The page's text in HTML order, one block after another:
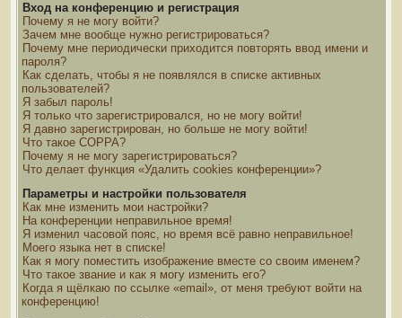
Вход на конференцию и регистрация
Почему я не могу войти?
Зачем мне вообще нужно регистрироваться?
Почему мне периодически приходится повторять ввод имени и
пароля?
Как сделать, чтобы я не появлялся в списке активных
пользователей?
Я забыл пароль!
Я только что зарегистрировался, но не могу войти!
Я давно зарегистрирован, но больше не могу войти!
Что такое COPPA?
Почему я не могу зарегистрироваться?
Что делает функция «Удалить cookies конференции»?
Параметры и настройки пользователя
Как мне изменить мои настройки?
На конференции неправильное время!
Я изменил часовой пояс, но время всё равно неправильное!
Моего языка нет в списке!
Как я могу поместить изображение вместе со своим именем?
Что такое звание и как я могу изменить его?
Когда я щёлкаю по ссылке «email», от меня требуют войти на
конференцию!